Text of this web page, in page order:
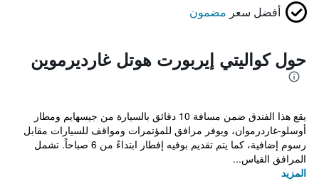
أفضل سعر مضمون
حول كواليتي إيربورت هوتل غارديرموين
يقع هذا الفندق ضمن مسافة 10 دقائق بالسيارة من جيسهايم ومطار
أوسلو-غاردرموان، ويوفر مرافق للمؤتمرات ومواقف للسيارات مقابل
رسوم إضافية، كما يتم تقديم بوفيه إفطار ابتداءً من 6 صباحاً. تشمل
المرافق القياس...
المزيد